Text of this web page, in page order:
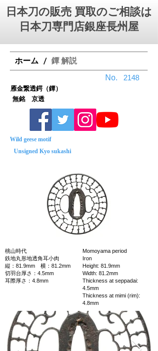
日本刀の販売 買取のご相談は
日本刀専門店銀座⻑州屋
ホーム / 鐔 解説
No.
無銘 京透
Wild geese motif
Unsigned Kyo sukashi
桃山時代
鉄地丸形地透角耳小肉
縦：81.9mm 横：81.2mm
切羽台厚さ：4.5mm
耳際厚さ：4.8mm
Momoyama period
Iron
Height: 81.9mm
Width: 81.2mm
Thickness at seppadai:
4.5mm
Thickness at mimi (rim):
4.8mm
雁金繋透鍔（鐔）
2148